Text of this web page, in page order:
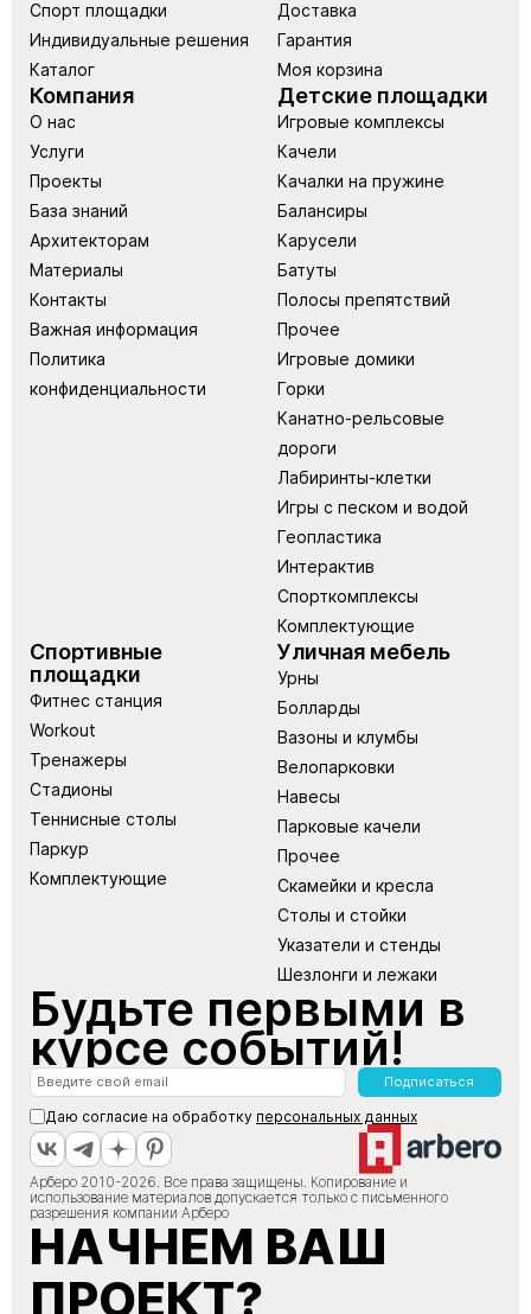
Спорт площадки
Индивидуальные решения
Каталог
Доставка
Гарантия
Моя корзина
Компания
О нас
Услуги
Проекты
База знаний
Архитекторам
Материалы
Контакты
Важная информация
Политика
конфиденциальности
Детские площадки
Игровые комплексы
Качели
Качалки на пружине
Балансиры
Карусели
Батуты
Полосы препятствий
Прочее
Игровые домики
Горки
Канатно-рельсовые
дороги
Лабиринты-клетки
Игры с песком и водой
Геопластика
Интерактив
Спорткомплексы
Комплектующие
Спортивные
площадки
Фитнес станция
Workout
Тренажеры
Стадионы
Теннисные столы
Паркур
Комплектующие
Уличная мебель
Урны
Болларды
Вазоны и клумбы
Велопарковки
Навесы
Парковые качели
Прочее
Скамейки и кресла
Столы и стойки
Указатели и стенды
Шезлонги и лежаки
Будьте первыми в
курсе событий!
Подписаться
Даю согласие на обработку персональных данных
Арберо 2010-2026. Все права защищены. Копирование и
использование материалов допускается только с письменного
разрешения компании Арберо
НАЧНЕМ ВАШ
ПРОЕКТ?